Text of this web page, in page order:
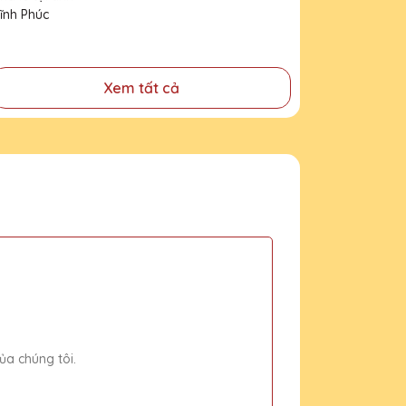
Xem tất cả
chúng tôi.